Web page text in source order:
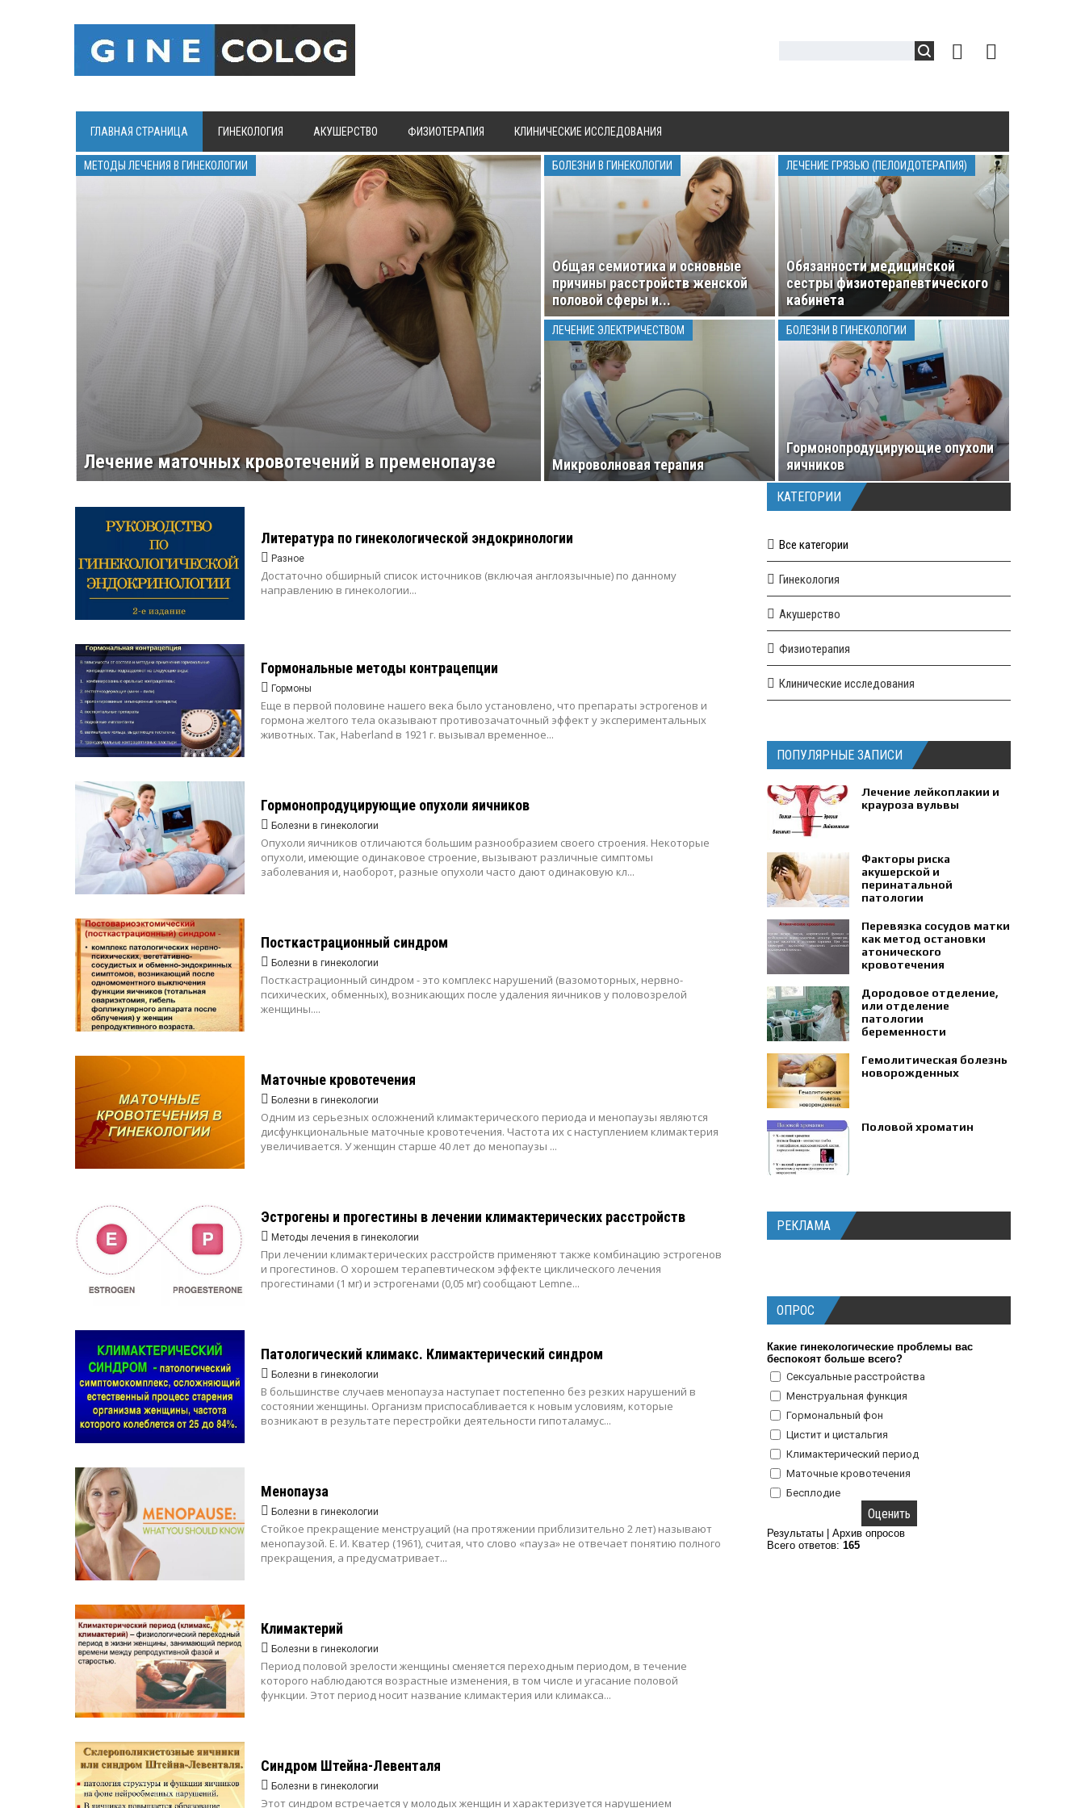
ГЛАВНАЯ СТРАНИЦА ГИНЕКОЛОГИЯ АКУШЕРСТВО ФИЗИОТЕРАПИЯ КЛИНИЧЕСКИЕ ИССЛЕДОВАНИЯ
МЕТОДЫ ЛЕЧЕНИЯ В ГИНЕКОЛОГИИ
Лечение маточных кровотечений в пременопаузе
БОЛЕЗНИ В ГИНЕКОЛОГИИ
Общая семиотика и основные
причины расстройств женской
половой сферы и...
ЛЕЧЕНИЕ ГРЯЗЬЮ (ПЕЛОИДОТЕРАПИЯ)
Обязанности медицинской
сестры физиотерапевтического
кабинета
ЛЕЧЕНИЕ ЭЛЕКТРИЧЕСТВОМ
Микроволновая терапия
БОЛЕЗНИ В ГИНЕКОЛОГИИ
Гормонопродуцирующие опухоли
яичников
Литература по гинекологической эндокринологии
Разное
Достаточно обширный список источников (включая англоязычные) по данному
направлению в гинекологии...
Гормональные методы контрацепции
Гормоны
Еще в первой половине нашего века было установлено, что препараты эстрогенов и
гормона желтого тела оказывают противозачаточный эффект у экспериментальных
животных. Так, Наberland в 1921 г. вызывал временное...
Гормонопродуцирующие опухоли яичников
Болезни в гинекологии
Опухоли яичников отличаются большим разнообразием своего строения. Некоторые
опухоли, имеющие одинаковое строение, вызывают различные симптомы
заболевания и, наоборот, разные опухоли часто дают одинаковую кл...
Посткастрационный синдром
Болезни в гинекологии
Посткастрационный синдром - это комплекс нарушений (вазомоторных, нервно-
психических, обменных), возникающих после удаления яичников у половозрелой
женщины....
Маточные кровотечения
Болезни в гинекологии
Одним из серьезных осложнений климактерического периода и менопаузы являются
дисфункциональные маточные кровотечения. Частота их с наступлением климактерия
увеличивается. У женщин старше 40 лет до менопаузы ...
Эстрогены и прогестины в лечении климактерических расстройств
Методы лечения в гинекологии
При лечении климактерических расстройств применяют также комбинацию эстрогенов
и прогестинов. О хорошем терапевтическом эффекте циклического лечения
прогестинами (1 мг) и эстрогенами (0,05 мг) сообщают Lemne...
Патологический климакс. Климактерический синдром
Болезни в гинекологии
В большинстве случаев менопауза наступает постепенно без резких нарушений в
состоянии женщины. Организм приспосабливается к новым условиям, которые
возникают в результате перестройки деятельности гипоталамус...
Менопауза
Болезни в гинекологии
Стойкое прекращение менструаций (на протяжении приблизительно 2 лет) называют
менопаузой. Е. И. Кватер (1961), считая, что слово «пауза» не отвечает понятию полного
прекращения, а предусматривает...
Климактерий
Болезни в гинекологии
Период половой зрелости женщины сменяется переходным периодом, в течение
которого наблюдаются возрастные изменения, в том числе и угасание половой
функции. Этот период носит название климактерия или климакса...
Синдром Штейна-Левенталя
Болезни в гинекологии
Этот синдром встречается у молодых женщин и характеризуется нарушением
КАТЕГОРИИ
Все категории
Гинекология
Акушерство
Физиотерапия
Клинические исследования
ПОПУЛЯРНЫЕ ЗАПИСИ
Лечение лейкоплакии и
крауроза вульвы
Факторы риска
акушерской и
перинатальной
патологии
Перевязка сосудов матки
как метод остановки
атонического
кровотечения
Дородовое отделение,
или отделение
патологии
беременности
Гемолитическая болезнь
новорожденных
Половой хроматин
РЕКЛАМА
ОПРОС
Какие гинекологические проблемы вас
беспокоят больше всего?
Сексуальные расстройства
Менструальная функция
Гормональный фон
Цистит и цистальгия
Климактерический период
Маточные кровотечения
Бесплодие
Результаты |Архив опросов
Всего ответов:165